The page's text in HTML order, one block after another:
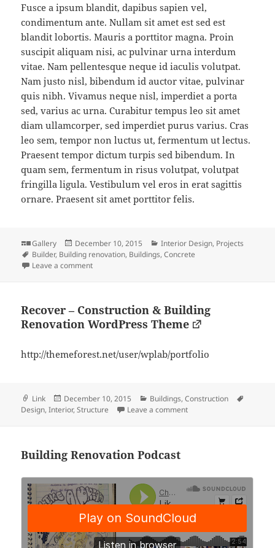
Fusce a ipsum blandit, dapibus sapien vel,
condimentum ante. Nullam sit amet est sed est
blandit lobortis. Mauris a porttitor magna. Proin
suscipit aliquam nisi, ac pulvinar urna interdum
vitae. Nam pellentesque neque id iaculis volutpat.
Nam justo nisl, bibendum id auctor vitae, pulvinar
quis nibh. Vivamus neque nisl, imperdiet a porta
sed, varius ac urna. Curabitur tempus leo sit amet
diam ullamcorper, sed imperdiet purus varius. Cras
leo sem, tempor non luctus ut, fermentum ut lectus.
Praesent tempor dictum turpis sed bibendum. In
quam sem, fermentum in risus volutpat, volutpat
fringilla ligula. Vestibulum vel eros in erat sagittis
ornare. Praesent sit amet porttitor felis.
Format
Gallery
Posted
on
December 10, 2015 Categories
Interior Design, Projects
Tags
Builder, Building renovation, Buildings,Concrete
Leave a commenton Qui nunc nobis videntur parum clari, fiant
Recover – Construction & Building
Renovation WordPress Theme
http://themeforest.net/user/wplab/portfolio
Format
Link
Posted
on
December 10, 2015 Categories
Buildings,Construction
Design,Interior,Structure Leave a commenton Recover –
Building Renovation Podcast